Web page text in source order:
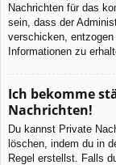
Nachrichten für das
sein, dass der
verschicken,
Informationen zu
Ich bekomme
Nachrichten!
Du kannst Private
löschen, indem du in
Regel erstellst. Falls